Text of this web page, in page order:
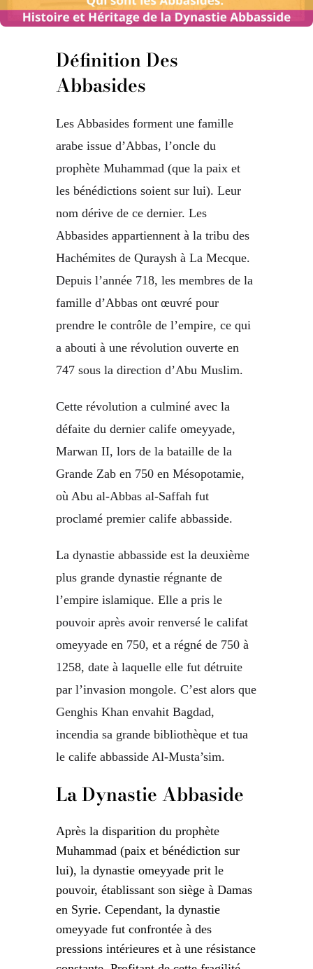
Définition Des
Abbasides
Les Abbasides forment une famille
arabe issue d’Abbas, l’oncle du
prophète Muhammad (que la paix et
les bénédictions soient sur lui). Leur
nom dérive de ce dernier. Les
Abbasides appartiennent à la tribu des
Hachémites de Quraysh à La Mecque.
Depuis l’année 718, les membres de la
famille d’Abbas ont œuvré pour
prendre le contrôle de l’empire, ce qui
a abouti à une révolution ouverte en
747 sous la direction d’Abu Muslim.
Cette révolution a culminé avec la
défaite du dernier calife omeyyade,
Marwan II, lors de la bataille de la
Grande Zab en 750 en Mésopotamie,
où Abu al-Abbas al-Saffah fut
proclamé premier calife abbasside.
La dynastie abbasside est la deuxième
plus grande dynastie régnante de
l’empire islamique. Elle a pris le
pouvoir après avoir renversé le califat
omeyyade en 750, et a régné de 750 à
1258, date à laquelle elle fut détruite
par l’invasion mongole. C’est alors que
Genghis Khan envahit Bagdad,
incendia sa grande bibliothèque et tua
le calife abbasside Al-Musta’sim.
La Dynastie Abbaside
Après la disparition du prophète
Muhammad (paix et bénédiction sur
lui), la dynastie omeyyade prit le
pouvoir, établissant son siège à Damas
en Syrie. Cependant, la dynastie
omeyyade fut confrontée à des
pressions intérieures et à une résistance